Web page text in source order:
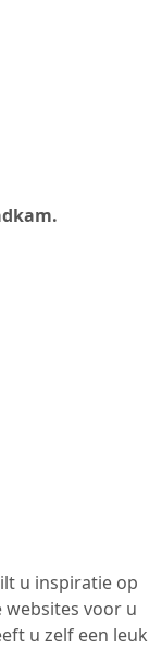
u inspiratie op
websites voor u
u zelf een leuk